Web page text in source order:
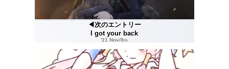
◀次のエントリー
I got your back
'21 Nov/8th